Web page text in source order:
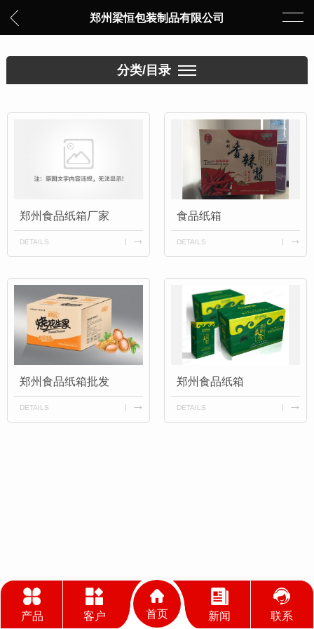
郑州梁恒包装制品有限公司
分类/目录
郑州食品纸箱厂家
DETAILS
食品纸箱
DETAILS
郑州食品纸箱批发
DETAILS
郑州食品纸箱
DETAILS
首页
产品 客户 新闻 联系